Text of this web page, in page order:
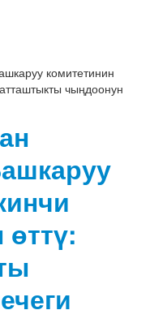
комитетинин
чыңдоонун